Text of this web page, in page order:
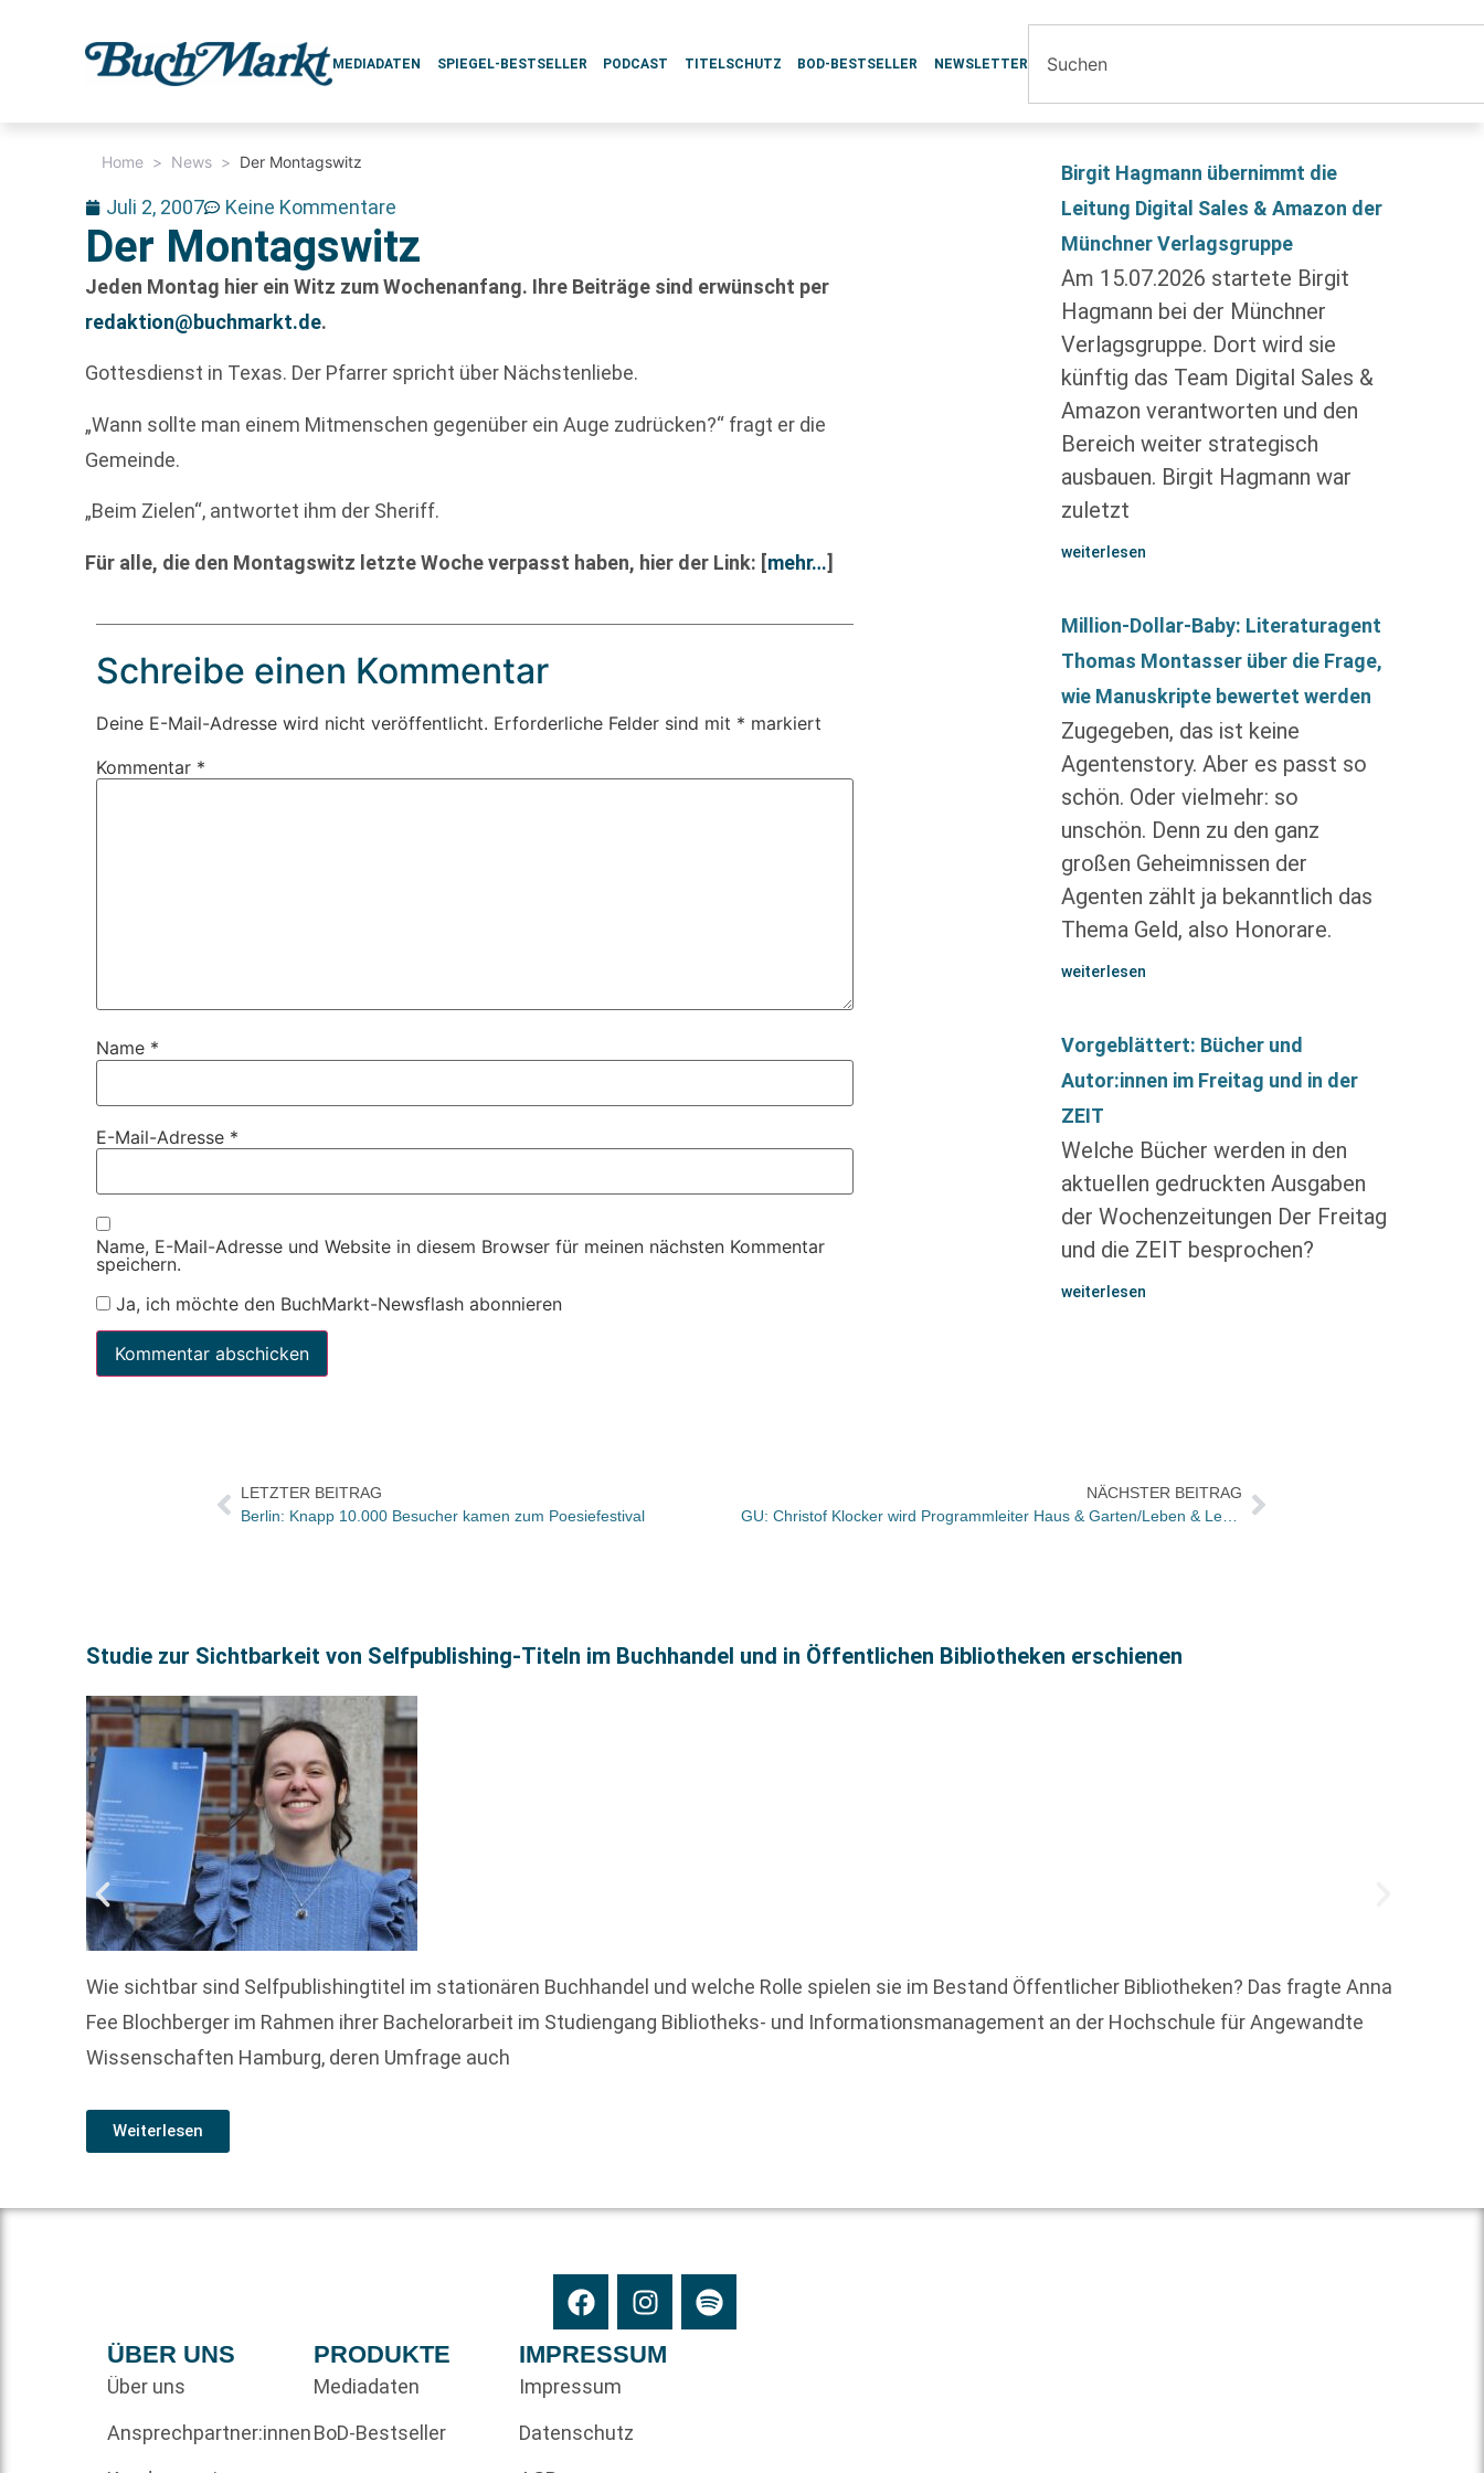
MEDIADATEN SPIEGEL-BESTSELLER PODCAST TITELSCHUTZ BOD-BESTSELLER NEWSLETTER
Home > News > Der Montagswitz
Juli 2, 2007 Keine Kommentare
Der Montagswitz
Jeden Montag hier ein Witz zum Wochenanfang. Ihre Beiträge sind erwünscht per
redaktion@buchmarkt.de.
Gottesdienst in Texas. Der Pfarrer spricht über Nächstenliebe.
„Wann sollte man einem Mitmenschen gegenüber ein Auge zudrücken?“ fragt er die
Gemeinde.
„Beim Zielen“, antwortet ihm der Sheriff.
Für alle, die den Montagswitz letzte Woche verpasst haben, hier der Link: [mehr…]
Schreibe einen Kommentar
Deine E-Mail-Adresse wird nicht veröffentlicht. Erforderliche Felder sind mit * markiert
Kommentar *
Name *
E-Mail-Adresse *
Name, E-Mail-Adresse und Website in diesem Browser für meinen nächsten Kommentar
speichern.
Ja, ich möchte den BuchMarkt-Newsflash abonnieren
Birgit Hagmann übernimmt die
Leitung Digital Sales & Amazon der
Münchner Verlagsgruppe
Am 15.07.2026 startete Birgit
Hagmann bei der Münchner
Verlagsgruppe. Dort wird sie
künftig das Team Digital Sales &
Amazon verantworten und den
Bereich weiter strategisch
ausbauen. Birgit Hagmann war
zuletzt
weiterlesen
Million-Dollar-Baby: Literaturagent
Thomas Montasser über die Frage,
wie Manuskripte bewertet werden
Zugegeben, das ist keine
Agentenstory. Aber es passt so
schön. Oder vielmehr: so
unschön. Denn zu den ganz
großen Geheimnissen der
Agenten zählt ja bekanntlich das
Thema Geld, also Honorare.
weiterlesen
Vorgeblättert: Bücher und
Autor:innen im Freitag und in der
ZEIT
Welche Bücher werden in den
aktuellen gedruckten Ausgaben
der Wochenzeitungen Der Freitag
und die ZEIT besprochen?
weiterlesen
LETZTER BEITRAG
Berlin: Knapp 10.000 Besucher kamen zum Poesiefestival
NÄCHSTER BEITRAG
Studie zur Sichtbarkeit von Selfpublishing-Titeln im Buchhandel und in Öffentlichen Bibliotheken erschienen
Wie sichtbar sind Selfpublishingtitel im stationären Buchhandel und welche Rolle spielen sie im Bestand Öffentlicher Bibliotheken? Das fragte Anna
Fee Blochberger im Rahmen ihrer Bachelorarbeit im Studiengang Bibliotheks- und Informationsmanagement an der Hochschule für Angewandte
Wissenschaften Hamburg, deren Umfrage auch
Weiterlesen
ÜBER UNS
Über uns
Ansprechpartner:innen
PRODUKTE
Mediadaten
BoD-Bestseller
IMPRESSUM
Impressum
Datenschutz